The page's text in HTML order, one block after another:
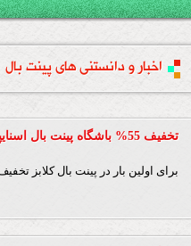
اخبار و دانستنی های پینت بال
تخفیف 55% باشگاه پینت بال اسنایپر
برای اولین بار در پینت بال کلابز تخفیف 55% باشگاه پینت بال اسنایپر به مدت